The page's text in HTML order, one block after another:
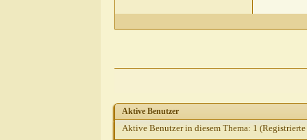
Aktive Benutzer
Aktive Benutzer in diesem Thema: 1